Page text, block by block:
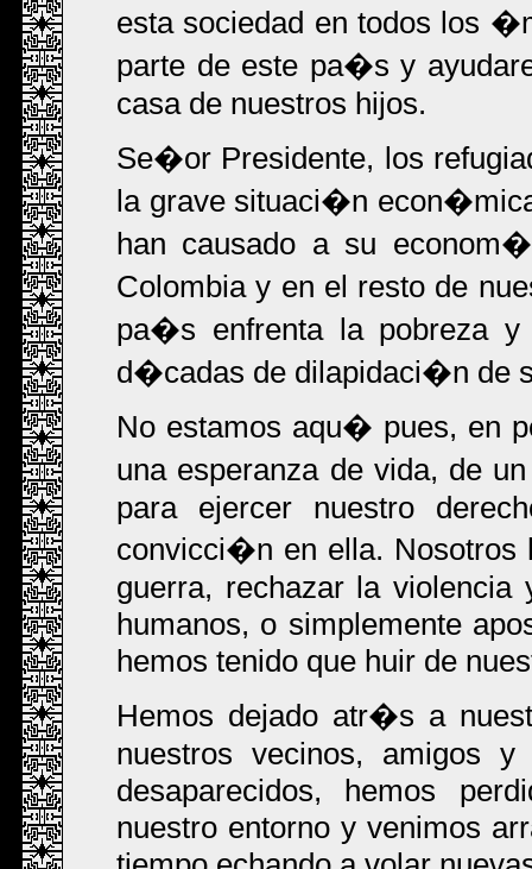
esta sociedad en todos los
parte de este pa�s y
casa de nuestros hijos.
Se�or Presidente, los
la grave situaci�n
han causado a su
Colombia y en el resto de
pa�s enfrenta la pobreza y
d�cadas de dilapidaci�n de
No estamos aqu� pues, en
una esperanza de vida, de
para ejercer nuestro
convicci�n en ella. Nosotros
guerra, rechazar la
humanos, o simplemente
hemos tenido que huir de
Hemos dejado atr�s a
nuestros vecinos, amigos y
desaparecidos, hemos
nuestro entorno y venimos